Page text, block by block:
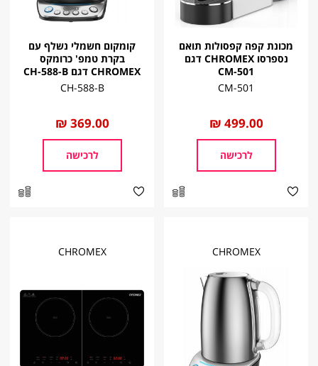
מכונת קפה קפסולות תואם
נספרסו CHROMEX דגם
CM-501
CM-501
החל
מ
499.00 ₪
לרכישה
קומקום חשמלי נשלף עם
בקרת טמפ' כרומקס
CHROMEX דגם CH-588-B
CH-588-B
החל
מ
369.00 ₪
לרכישה
CHROMEX
CHROMEX